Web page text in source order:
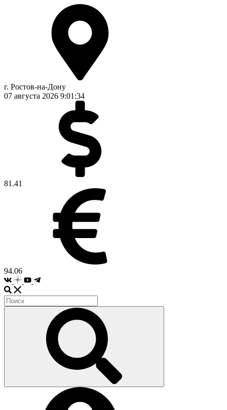
г. Ростов-на-Дону
07 августа 2026 9:01:35
81.41
94.06